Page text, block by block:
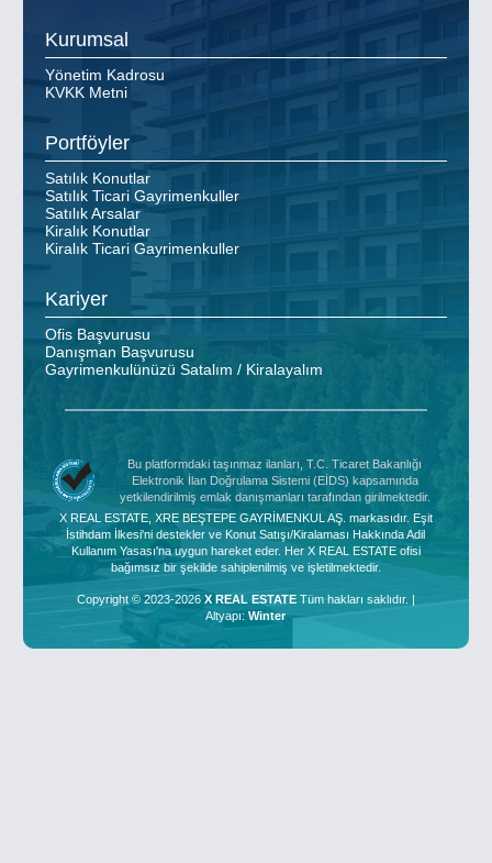
Kurumsal
Yönetim Kadrosu
KVKK Metni
Portföyler
Satılık Konutlar
Satılık Ticari Gayrimenkuller
Satılık Arsalar
Kiralık Konutlar
Kiralık Ticari Gayrimenkuller
Kariyer
Ofis Başvurusu
Danışman Başvurusu
Gayrimenkulünüzü Satalım / Kiralayalım
Bu platformdaki taşınmaz ilanları, T.C. Ticaret Bakanlığı
Elektronik İlan Doğrulama Sistemi (EİDS) kapsamında
yetkilendirilmiş emlak danışmanları tarafından girilmektedir.
X REAL ESTATE, XRE BEŞTEPE GAYRİMENKUL AŞ. markasıdır. Eşit
İstihdam İlkesi'ni destekler ve Konut Satışı/Kiralaması Hakkında Adil
Kullanım Yasası'na uygun hareket eder. Her X REAL ESTATE ofisi
bağımsız bir şekilde sahiplenilmiş ve işletilmektedir.
Copyright © 2023-2026X REAL ESTATETüm hakları saklıdır. |
Altyapı:Winter